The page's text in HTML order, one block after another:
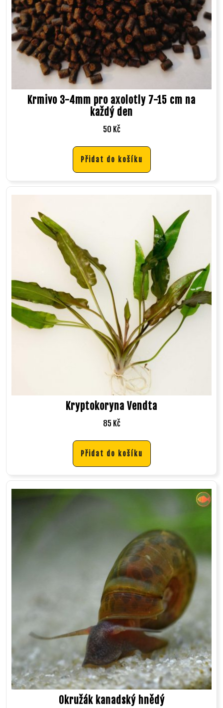
Krmivo 3-4mm pro axolotly 7-15 cm na
každý den
50 Kč
Přidat do košíku
Kryptokoryna Vendta
85 Kč
Přidat do košíku
Okružák kanadský hnědý